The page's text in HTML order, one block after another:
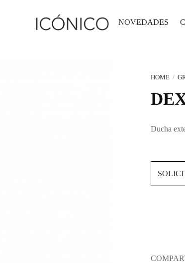
NOVEDADES
HOME /
Ducha